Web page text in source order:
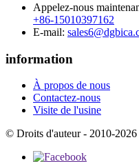
Appelez-nous
+86-15010397162
E-mail:
information
À propos de nous
Contactez-nous
Visite de l'usine
© Droits d'auteur - 2010-2026